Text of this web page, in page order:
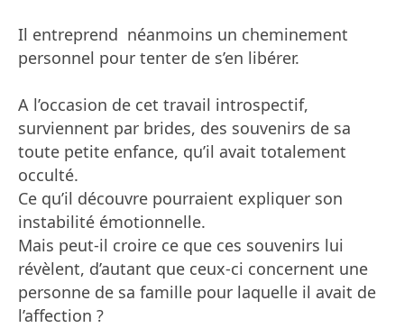
Il entreprend néanmoins un cheminement
personnel pour tenter de s’en libérer.
A l’occasion de cet travail introspectif,
surviennent par brides, des souvenirs de sa
toute petite enfance, qu’il avait totalement
occulté.
Ce qu’il découvre pourraient expliquer son
instabilité émotionnelle.
Mais peut-il croire ce que ces souvenirs lui
révèlent, d’autant que ceux-ci concernent une
personne de sa famille pour laquelle il avait de
l’affection ?